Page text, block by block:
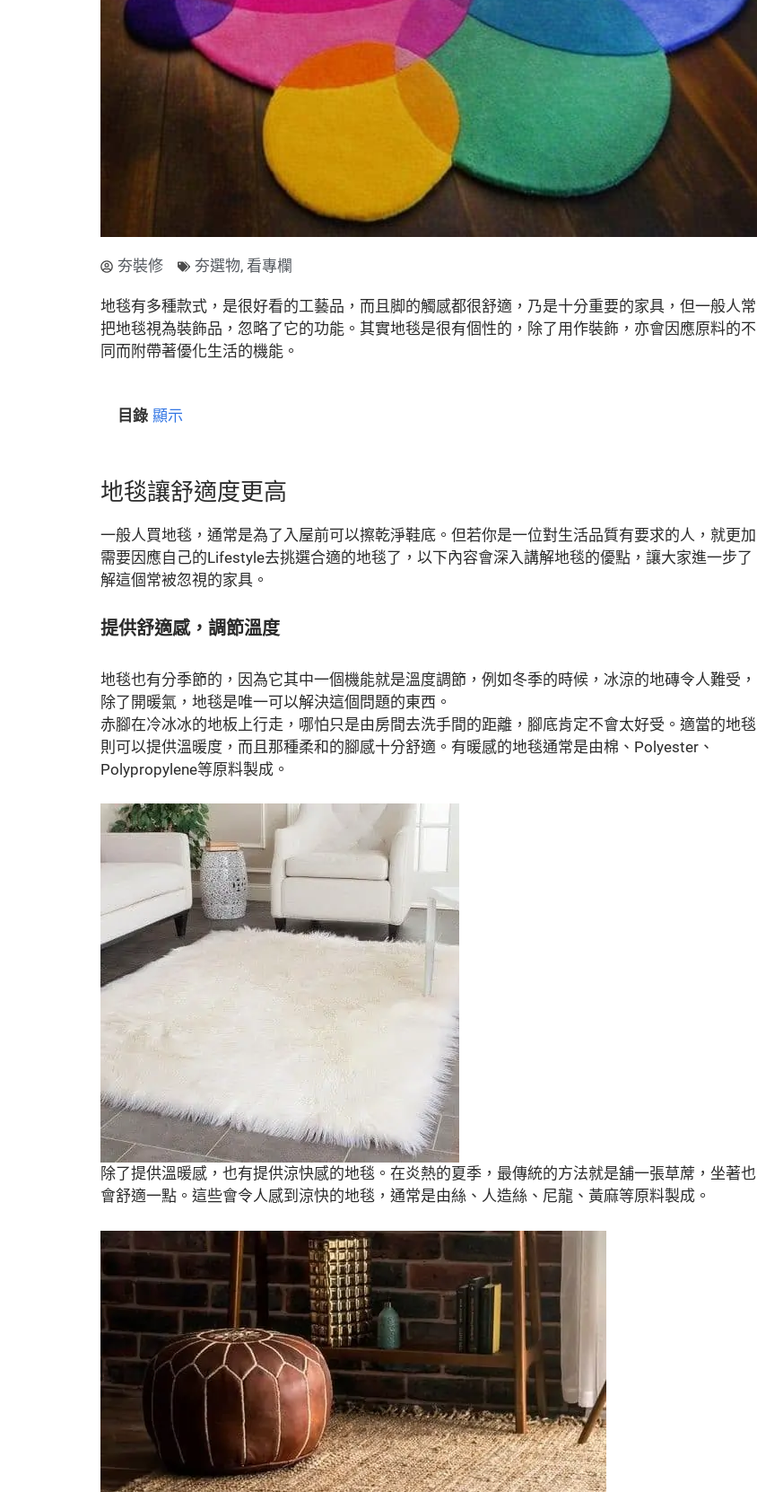
夯裝修 夯選物, 看專欄
地毯有多種款式，是很好看的工藝品，而且脚的觸感都很舒適，乃是十分重要的家具，但一般人常
把地毯視為裝飾品，忽略了它的功能。其實地毯是很有個性的，除了用作裝飾，亦會因應原料的不
同而附帶著優化生活的機能。
目錄 顯示
地毯讓舒適度更高
一般人買地毯，通常是為了入屋前可以擦乾淨鞋底。但若你是一位對生活品質有要求的人，就更加
需要因應自己的Lifestyle去挑選合適的地毯了，以下內容會深入講解地毯的優點，讓大家進一步了
解這個常被忽視的家具。
提供舒適感，調節溫度
地毯也有分季節的，因為它其中一個機能就是溫度調節，例如冬季的時候，冰涼的地磚令人難受，
除了開暖氣，地毯是唯一可以解決這個問題的東西。
赤腳在冷冰冰的地板上行走，哪怕只是由房間去洗手間的距離，腳底肯定不會太好受。適當的地毯
則可以提供溫暖度，而且那種柔和的腳感十分舒適。有暖感的地毯通常是由棉、Polyester、
Polypropylene等原料製成。
除了提供溫暖感，也有提供涼快感的地毯。在炎熱的夏季，最傳統的方法就是舖一張草蓆，坐著也
會舒適一點。這些會令人感到涼快的地毯，通常是由絲、人造絲、尼龍、黃麻等原料製成。